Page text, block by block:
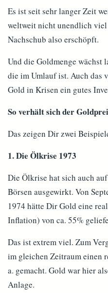
Es ist seit sehr langer Zeit
weltweit nicht unendlich
Nachschub also erschöpft.
Und die Goldmenge wächst
die im Umlauf ist. Auch das
Gold in Krisen ein gutes
So verhält sich der
Das zeigen Dir zwei
1. Die Ölkrise 1973
Die Ölkrise hat sich auch
Börsen ausgewirkt. Von
1974 hätte Dir Gold eine
Inflation) von ca. 55%
Das ist extrem viel. Zum
im gleichen Zeitraum einen
a. gemacht. Gold war hier
Anlage.